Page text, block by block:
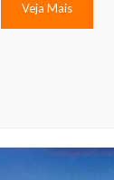
Veja Mais